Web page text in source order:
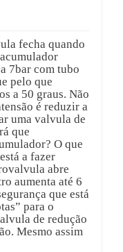
fecha quando
7bar com tubo
pelo que
a 50 graus. Não
é reduzir a
uma valvula de
que
O que
a fazer
abre
aumenta até 6
que está
para o
de redução
Mesmo assim